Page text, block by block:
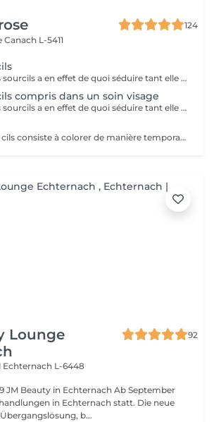
124
Canach L-5411
La coloration des sourcils a en effet de quoi séduire tant elle met les yeux en valeur : elle permet, avec un temps de pose très court, de définir une jolie ligne et de créer une impression de sourcils fournis, à la couleur intense, le tout pour une tenue d'environ trois semaines.
compris dans un soin visage
La coloration des sourcils a en effet de quoi séduire tant elle met les yeux en valeur : elle permet, avec un temps de pose très court, de définir une jolie ligne et de créer une impression de sourcils fournis, à la couleur intense, le tout pour une tenue d'environ trois semaines.
Une teinture des cils consiste à colorer de manière temporaire, entre 3 semaines à un mois, les cils tout en les gainant afin de faire ressortir leur couleur sans utiliser de maquillage. (Une teinture pour les cils ne peut cependant pas reproduire les effets d un mascara volume ou ayant pour but d allonger les cils. Dans ce cas, il est recommandé d appliquer du mascara sur les cils par-dessus la teinture pour les cils.)
Lounge
92
Echternach L-6448
in Echternach statt. Die neue
b...